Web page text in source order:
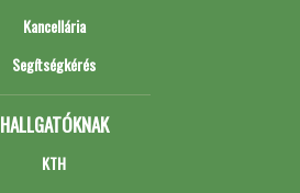
Kancellária
Segítségkérés
HALLGATÓKNAK
KTH